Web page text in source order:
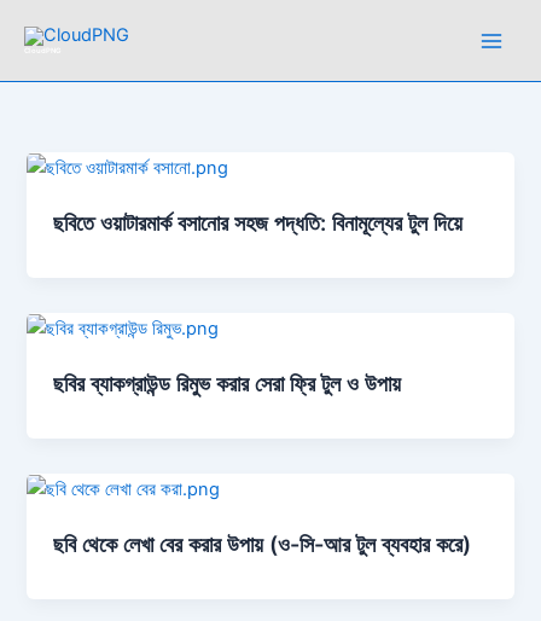
ছবিতে ওয়াটারমার্ক বসানোর সহজ পদ্ধতি: বিনামূল্যের টুল দিয়ে
ছবির ব্যাকগ্রাউন্ড রিমুভ করার সেরা ফ্রি টুল ও উপায়
ছবি থেকে লেখা বের করার উপায় (ও-সি-আর টুল ব্যবহার করে)